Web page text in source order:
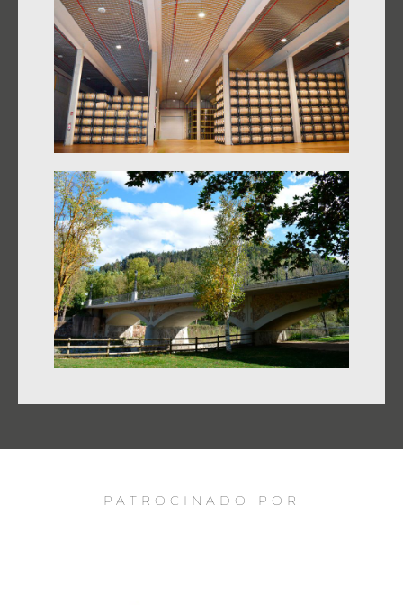
PATROCINADO POR